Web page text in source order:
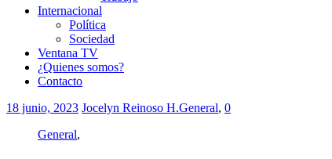
Internacional
Política
Sociedad
Ventana TV
¿Quienes somos?
Contacto
18 junio, 2023 Jocelyn Reinoso H.General, 0
General,